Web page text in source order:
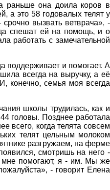
раньше она доила коров в
а это 58 годовалых телят у
вызвать ветврача», -
спешат ей на помощь, и о
работать с замечательной
поддерживает и помогает. А
всегда на выручку, а её
конечно, семья моя всегда
школы трудилась, как и
головы. Позднее работала
всего, когда телята совсем
телят цельным молоком
разгружаем, на ферме
смотришь на него -
мне помогают, я - им. Мы же
- говорит Елена